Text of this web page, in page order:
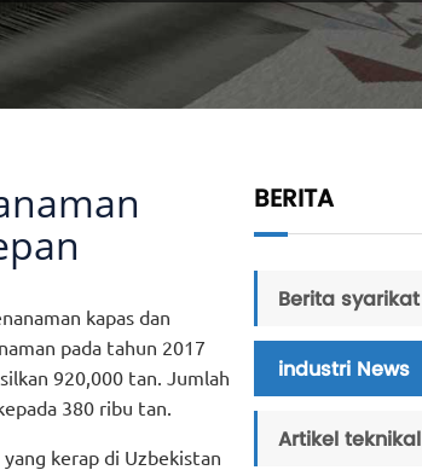
kapas dan
pada tahun 2017
920,000 tan. Jumlah
380 ribu tan.
kerap di Uzbekistan
BERITA
Berita syarikat
industri News
Artikel teknikal